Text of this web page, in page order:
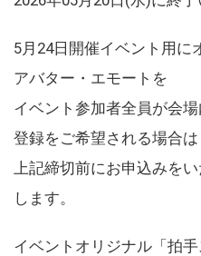
5月24日開催イベント用に
アバター・エモートを
イベント参加者全員が会
登録をご希望される場合は
上記締切前にお申込みを
します。
イベントオリジナル「拍